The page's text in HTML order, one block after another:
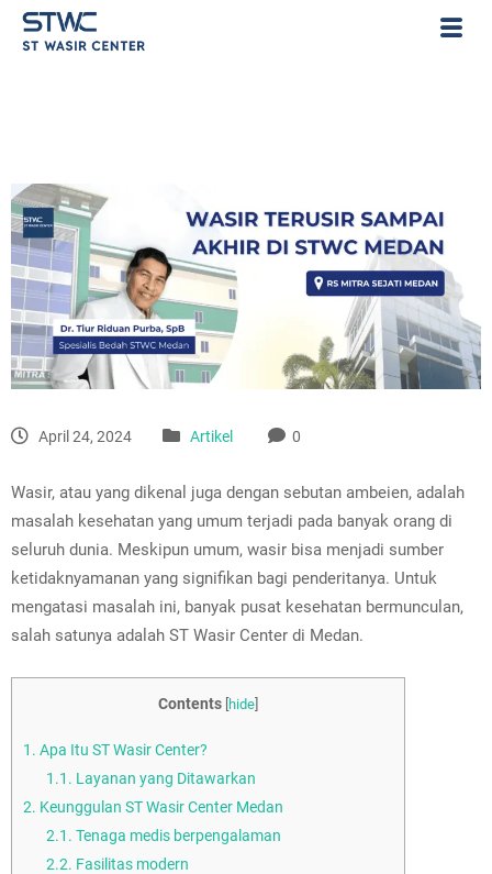
April 24, 2024 Artikel 0
Wasir, atau yang dikenal juga dengan sebutan ambeien, adalah
masalah kesehatan yang umum terjadi pada banyak orang di
seluruh dunia. Meskipun umum, wasir bisa menjadi sumber
ketidaknyamanan yang signifikan bagi penderitanya. Untuk
mengatasi masalah ini, banyak pusat kesehatan bermunculan,
salah satunya adalah ST Wasir Center di Medan.
Contents hide
1. Apa Itu ST Wasir Center?
1.1. Layanan yang Ditawarkan
2. Keunggulan ST Wasir Center Medan
2.1. Tenaga medis berpengalaman
2.2. Fasilitas modern